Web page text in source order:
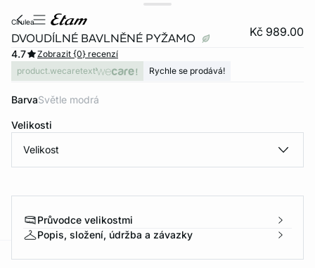
cirulea
DVOUDÍLNÉ BAVLNĚNÉ PYŽAMO Kč 989.00
4.7
Zobrazit {0} recenzí
product.wecaretext
Rychle se prodává!
Barva světle modrá
Velikosti
Velikost
Průvodce velikostmi
Popis, složení, údržba a závazky